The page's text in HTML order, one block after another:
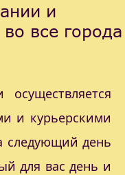
и
все города
и курьерскими
следующий день
для вас день и